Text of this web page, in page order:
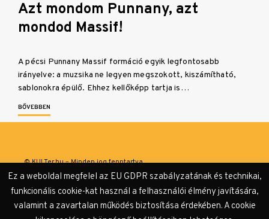
Azt mondom Punnany, azt
mondod Massif!
A pécsi Punnany Massif formáció egyik legfontosabb
irányelve: a muzsika ne legyen megszokott, kiszámítható,
sablonokra épülő. Ehhez kellőképp tartja is…
BŐVEBBEN
© KULTer.hu – Minden jog fenntartva
Adatvédelmi tájékoztató
Ez a weboldal megfelel az EU GDPR szabályzatának és technikai,
funkcionális cookie-kat használ a felhasználói élmény javítására,
valamint a zavartalan működés biztosítása érdekében. A cookie